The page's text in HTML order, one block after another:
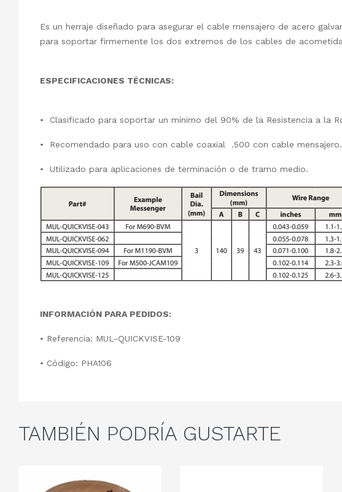
Es un herraje diseñado para asegurar el cable mensajero de acero
para soportar firmemente los dos extremos de los cables de
ESPECIFICACIONES TÉCNICAS:
• Clasificado para soportar un mínimo del 90% de la Resistencia a la
• Recomendado para uso con cable coaxial .500 con cable mensajero.
• Utilizado para aplicaciones de terminación o de tramo medio.
INFORMACIÓN PARA PEDIDOS:
• Referencia: MUL-QUICKVISE-109
• Código: PHA106
TAMBIÉN PODRÍA GUSTARTE